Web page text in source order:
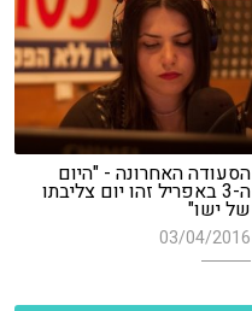
הסעודה האחרונה - "היום
ה-3 באפריל זהו יום צליבתו
של ישו"
03/04/2016